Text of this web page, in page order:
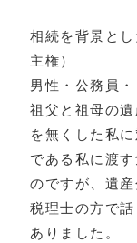
相続を背景と
主権）
男性・公務員
祖父と祖母の
を無くした私
である私に渡
のですが、遺
税理士の方で
ありました。